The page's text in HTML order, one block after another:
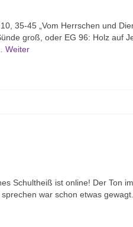
35-45 „Vom Herrschen und
groß, oder EG 96: Holz auf
Weiter
Schultheiß ist online! Der Ton
war schon etwas